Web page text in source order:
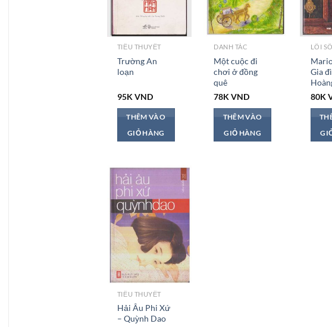
TIỂU THUYẾT
Trường An
loạn
95KVND
THÊM VÀO
GIỎ HÀNG
DANH TÁC
Một cuộc đi
chơi ở đồng
quê
78KVND
THÊM VÀO
GIỎ HÀNG
LỐI
Gia
80K
TIỂU THUYẾT
Hải Âu Phi Xứ
– Quỳnh Dao